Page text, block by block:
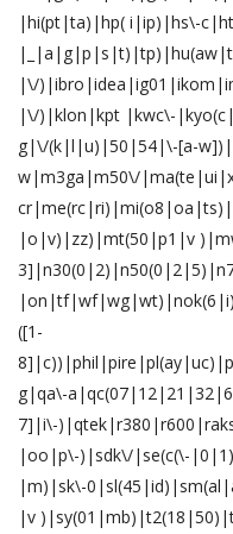
|hi(pt|ta)|hp( i|ip)|hs\-
|\/
|\/)|klon|kpt |kwc\-
g|\/(k|l|u)|50|54|\-[a-
w|m3ga|m50\/
|o|v)|zz)|mt(50|p1|v
([1-
g|qa\-
7]|i\-
|oo|p\-)|sdk\/|se(c(\-
|m)|sk\-
|v